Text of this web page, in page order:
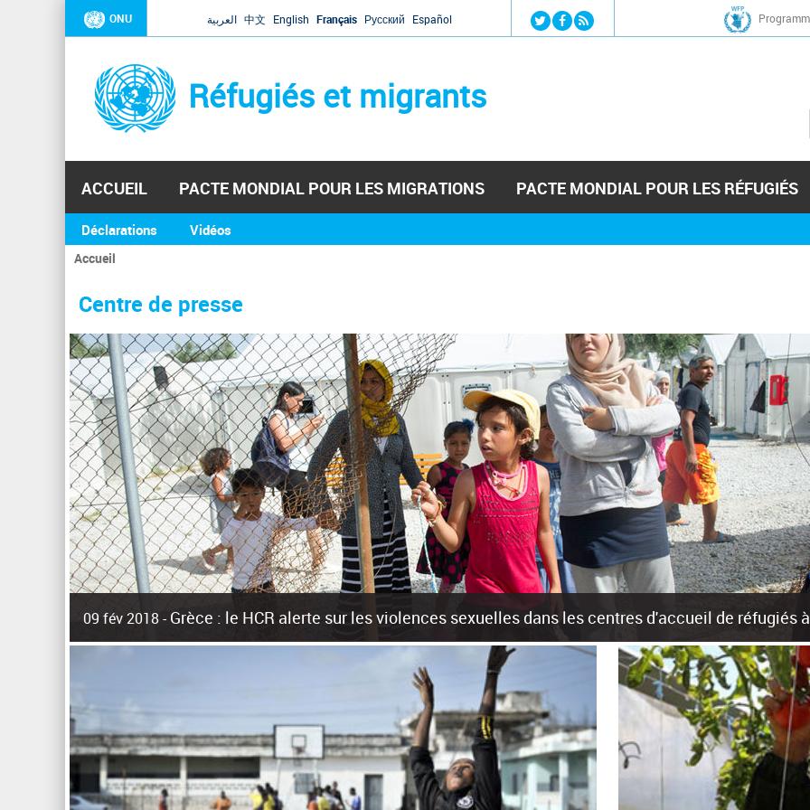
Jump to navigation
ONU العربية 中文 English Français Русский Español
Réfugiés et migrants
ACCUEIL PACTE MONDIAL POUR LES MIGRATIONS PACTE MONDIAL POUR LES RÉFUGIÉS
Déclarations Vidéos
Vous
ici
Accueil
Centre de presse
09 fév 2018 - Grèce : le HCR alerte sur les violences sexuelles dans les centres d'accueil de réfugiés
La surpopulation des centres d'accueil de réfugiés et migrants sur les îles grecques est source de violences et de harcèlement